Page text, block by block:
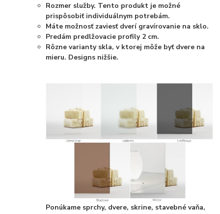
Rozmer služby. Tento produkt je možné
prispôsobiť individuálnym potrebám.
Máte možnosť zaviesť dverí gravírovanie na sklo.
Predám predlžovacie profily 2 cm.
Rôzne varianty skla, v ktorej môže byť dvere na
mieru. Designs nižšie.
Ponúkame sprchy, dvere, skrine, stavebné vaňa,